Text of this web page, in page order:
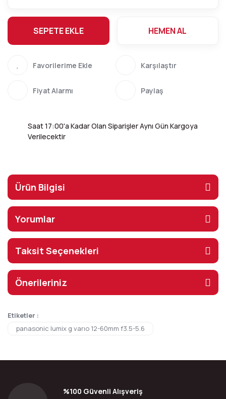
SEPETE EKLE HEMEN AL
Karşılaştır
Fiyat Alarmı Paylaş
Saat 17:00'a Kadar Olan Siparişler Aynı Gün Kargoya
Verilecektir
Ürün Bilgisi
Yorumlar
Taksit Seçenekleri
Önerileriniz
Etiketler :
panasonic lumix g varıo 12-60mm f3.5-5.6
%100 Güvenli Alışveriş